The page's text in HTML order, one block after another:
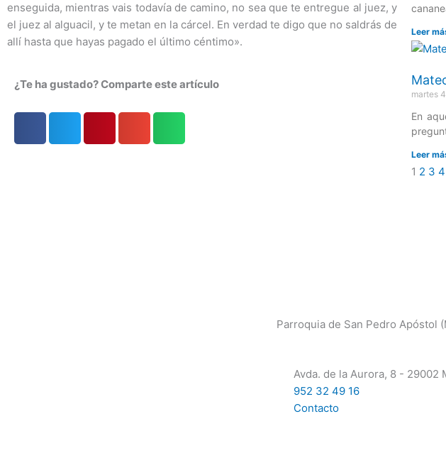
enseguida, mientras vais todavía de camino, no sea que te entregue al juez, y
el juez al alguacil, y te metan en la cárcel. En verdad te digo que no saldrás de
allí hasta que hayas pagado el último céntimo».
¿Te ha gustado? Comparte este artículo
Leer
martes
En
Leer
1 2 3 4
Parroquia de San Pedro Apóstol
Avda. de la Aurora, 8 - 29002
952 32 49 16
Contacto